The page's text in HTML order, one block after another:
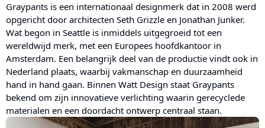
Graypants is een internationaal designmerk dat in 2008 werd
opgericht door architecten Seth Grizzle en Jonathan Junker.
Wat begon in Seattle is inmiddels uitgegroeid tot een
wereldwijd merk, met een Europees hoofdkantoor in
Amsterdam. Een belangrijk deel van de productie vindt ook in
Nederland plaats, waarbij vakmanschap en duurzaamheid
hand in hand gaan. Binnen Watt Design staat Graypants
bekend om zijn innovatieve verlichting waarin gerecyclede
materialen en een doordacht ontwerp centraal staan.